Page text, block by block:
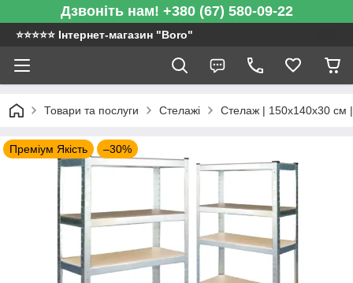
Дзвоніть нам! +380 (67) 580-09-22
⭐️⭐️⭐️⭐️⭐️ Інтернет-магазин "Boro"
Товари та послуги Стелажі Стелаж | 150х140х30 см
Преміум Якість –30%